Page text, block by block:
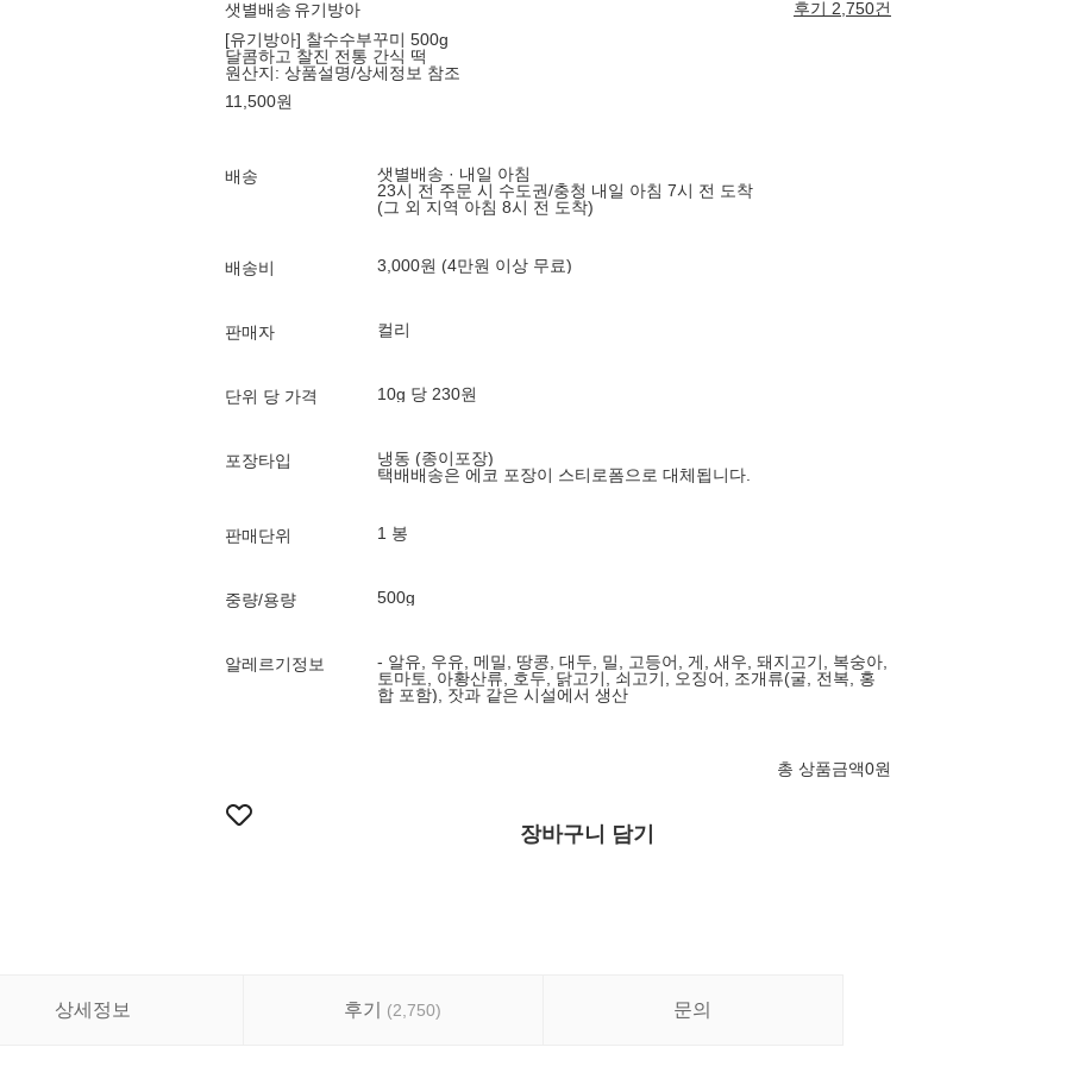
샛별배송 유기방아
후기 2,750건
[유기방아] 찰수수부꾸미 500g
달콤하고 찰진 전통 간식 떡
원산지: 상품설명/상세정보 참조
11,500원
배송
샛별배송 · 내일 아침
23시 전 주문 시 수도권/충청 내일 아침 7시 전 도착
(그 외 지역 아침 8시 전 도착)
배송비 3,000원 (4만원 이상 무료)
판매자 컬리
단위 당 가격 10g 당 230원
포장타입
냉동 (종이포장)
택배배송은 에코 포장이 스티로폼으로 대체됩니다.
판매단위 1 봉
중량/용량 500g
알레르기정보
- 알유, 우유, 메밀, 땅콩, 대두, 밀, 고등어, 게, 새우, 돼지고기, 복숭아,
토마토, 아황산류, 호두, 닭고기, 쇠고기, 오징어, 조개류(굴, 전복, 홍
합 포함), 잣과 같은 시설에서 생산
총 상품금액0원
장바구니 담기
상세정보 후기 (2,750) 문의